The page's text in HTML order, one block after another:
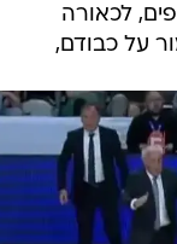
לכאורה
על כבודם,